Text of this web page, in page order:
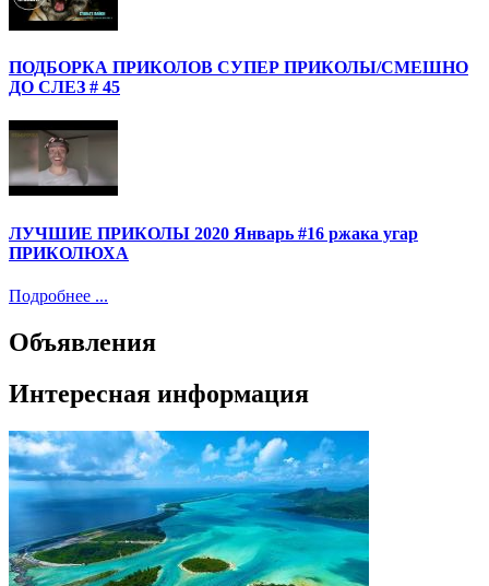
ПОДБОРКА ПРИКОЛОВ СУПЕР ПРИКОЛЫ/СМЕШНО
ДО СЛЕЗ # 45
ЛУЧШИЕ ПРИКОЛЫ 2020 Январь #16 ржака угар
ПРИКОЛЮХА
Подробнее ...
Объявления
Интересная информация